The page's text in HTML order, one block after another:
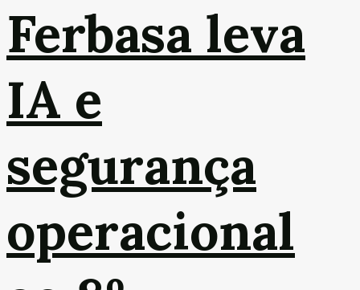
Ferbasa leva
IA e
segurança
operacional